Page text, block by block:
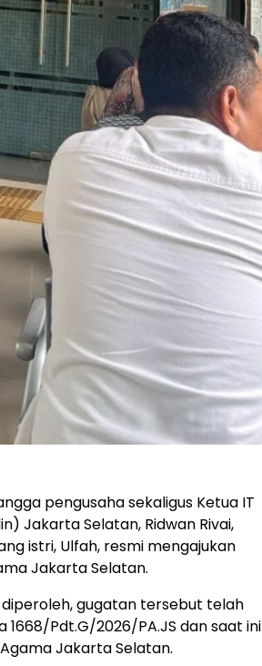
pengusaha sekaligus Ketua IT
Jakarta Selatan, Ridwan Rivai,
istri, Ulfah, resmi mengajukan
Jakarta Selatan.
gugatan tersebut telah
Pdt.G/2026/PA.JS dan saat ini
Jakarta Selatan.